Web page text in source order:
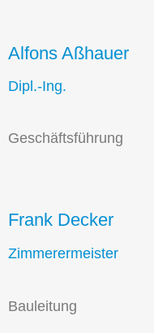
Alfons Aßhauer
Dipl.-Ing.
Geschäftsführung
Frank Decker
Zimmerermeister
Bauleitung